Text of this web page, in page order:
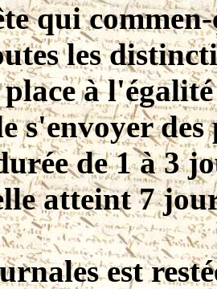
qui
les
à
s'envoyer
de 1 à 3
atteint 7
est